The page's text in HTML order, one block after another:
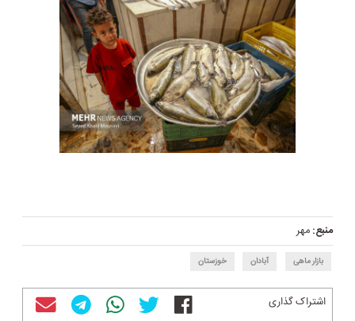
منبع:مهر
بازار ماهی آبادان خوزستان
اشتراک گذاری